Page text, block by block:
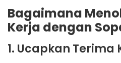
Bagaimana
Kerja dengan
1. Ucapkan Terima